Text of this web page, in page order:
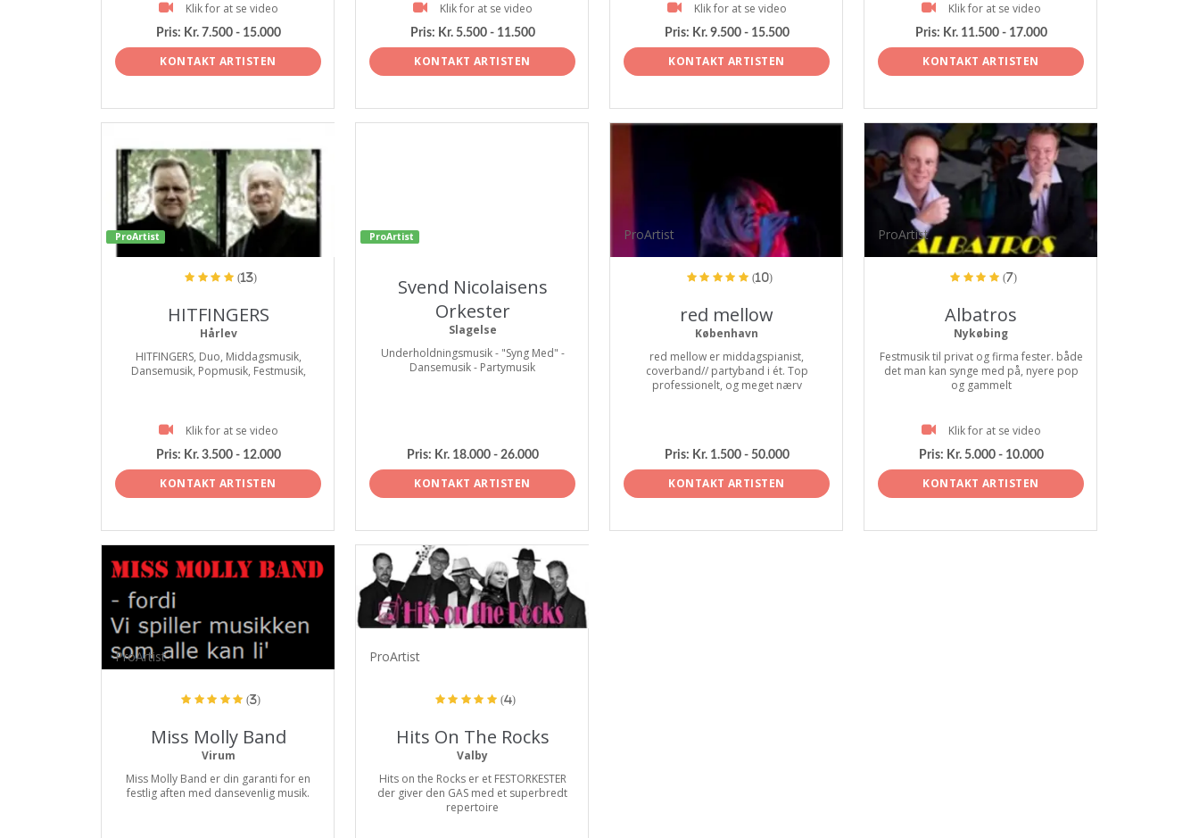
Klik for at se video
Pris: Kr. 7.500 - 15.000
KONTAKT ARTISTEN
Klik for at se video
Pris: Kr. 5.500 - 11.500
KONTAKT ARTISTEN
Klik for at se video
Pris: Kr. 9.500 - 15.500
KONTAKT ARTISTEN
Klik for at se video
Pris: Kr. 11.500 - 17.000
KONTAKT ARTISTEN
ProArtist
(13)
HITFINGERS
Hårlev
HITFINGERS, Duo, Middagsmusik,
Dansemusik, Popmusik, Festmusik,
Klik for at se video
Pris: Kr. 3.500 - 12.000
KONTAKT ARTISTEN
ProArtist
Svend Nicolaisens
Orkester
Slagelse
Underholdningsmusik - "Syng Med" -
Dansemusik - Partymusik
Pris: Kr. 18.000 - 26.000
KONTAKT ARTISTEN
ProArtist
(10)
red mellow
København
red mellow er middagspianist,
coverband// partyband i ét. Top
professionelt, og meget nærv
Pris: Kr. 1.500 - 50.000
KONTAKT ARTISTEN
ProArtist
(7)
Albatros
Nykøbing
Festmusik til privat og firma fester. både
det man kan synge med på, nyere pop
og gammelt
Klik for at se video
Pris: Kr. 5.000 - 10.000
KONTAKT ARTISTEN
ProArtist
(3)
Miss Molly Band
Virum
Miss Molly Band er din garanti for en
festlig aften med dansevenlig musik.
ProArtist
(4)
Hits On The Rocks
Valby
Hits on the Rocks er et FESTORKESTER
der giver den GAS med et superbredt
repertoire